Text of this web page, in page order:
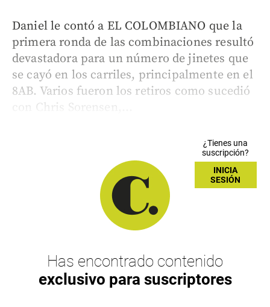
Daniel le contó a EL COLOMBIANO que la
primera ronda de las combinaciones resultó
devastadora para un número de jinetes que
se cayó en los carriles, principalmente en el
8AB. Varios fueron los retiros como sucedió
con Chris Sorensen,...
¿Tienes una
suscripción?
INICIA
SESIÓN
Has encontrado contenido
exclusivo para suscriptores